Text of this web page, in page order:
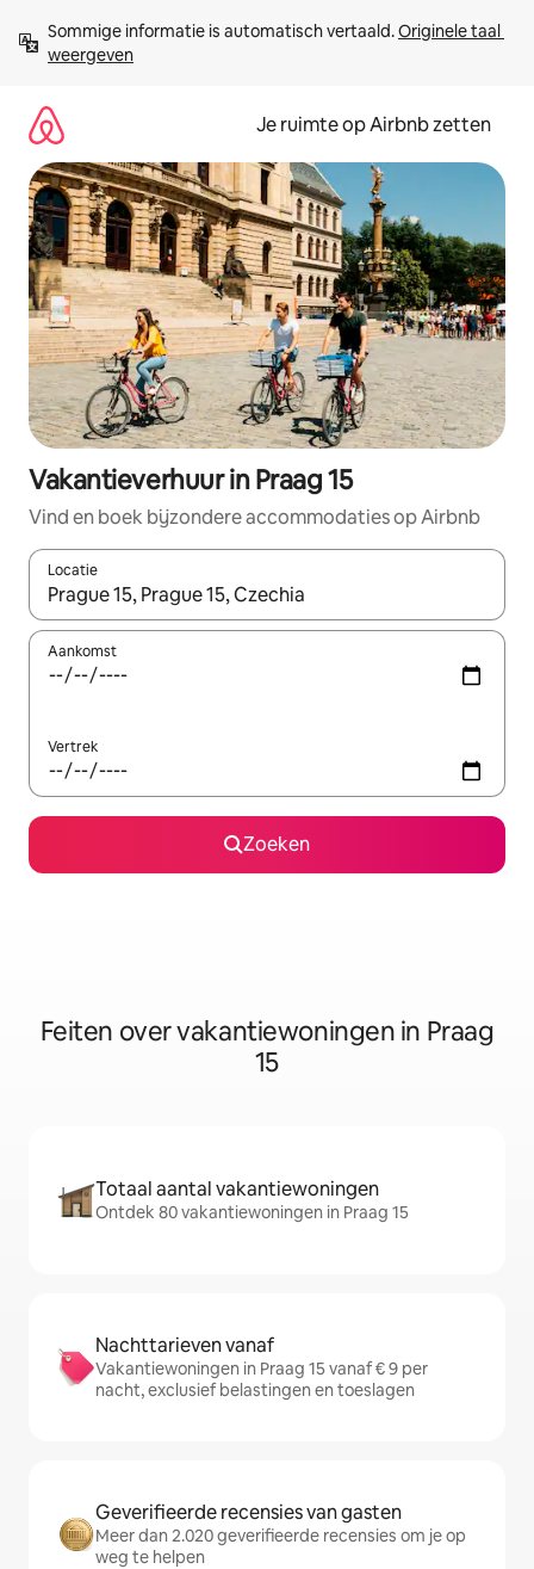
direct
naar
Sommige informatie is automatisch vertaald. Originele taal
weergeven
Je ruimte op Airbnb zetten
Vakantieverhuur in Praag 15
Vind en boek bijzondere accommodaties op Airbnb
Locatie
Wanneer er suggesties beschikbaar zijn, maak je een keuze
Aankomst
Vertrek
Zoeken
Feiten over vakantiewoningen in Praag
15
Totaal aantal vakantiewoningen
Ontdek 80 vakantiewoningen in Praag 15
Nachttarieven vanaf
Vakantiewoningen in Praag 15 vanaf € 9 per
nacht, exclusief belastingen en toeslagen
Geverifieerde recensies van gasten
Meer dan 2.020 geverifieerde recensies om je op
weg te helpen